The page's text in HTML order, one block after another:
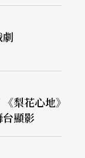
露著和父親
展覽中「檔
畫，成為一
。這系列窗
良好可
向藝術家孩
純粹的一種
劇
梨花心地》
台顯影